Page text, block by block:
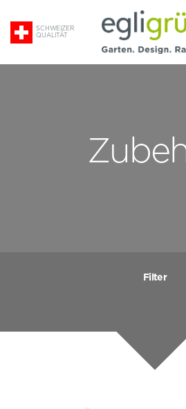
SCHWEIZER
QUALITÄT
Grün
Filter